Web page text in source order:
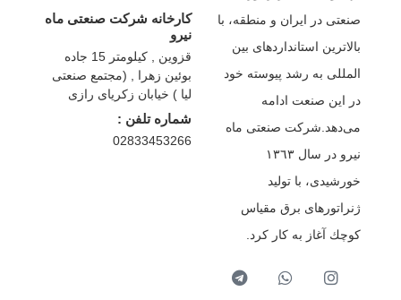
صنعتی در ایران و منطقه، با
بالاترین استانداردهای بین
المللی به رشد پیوسته خود
در این صنعت ادامه
می‌دهد.شركت صنعتی ماه
نیرو در سال ١٣٦٣
خورشیدی، با تولید
ژنراتورهای برق مقیاس
كوچك آغاز به كار كرد.
کارخانه شرکت صنعتی ماه
نیرو
قزوین , کیلومتر 15 جاده
بوئین زهرا , (مجتمع صنعتی
لیا ) خیابان زکریای رازی
شماره تلفن :
02833453266